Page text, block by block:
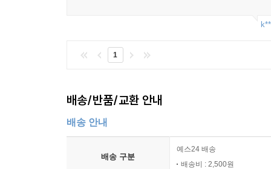
1
배송/반품/교환 안내
배송 안내
배송 구분
예스24 배송
배송비 : 2,500원